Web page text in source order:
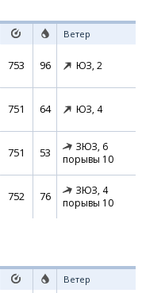
Ветер
753 96 ЮЗ, 2
751 64 ЮЗ, 4
751 53 ЗЮЗ, 6
порывы 10
752 76 ЗЮЗ, 4
порывы 10
Ветер